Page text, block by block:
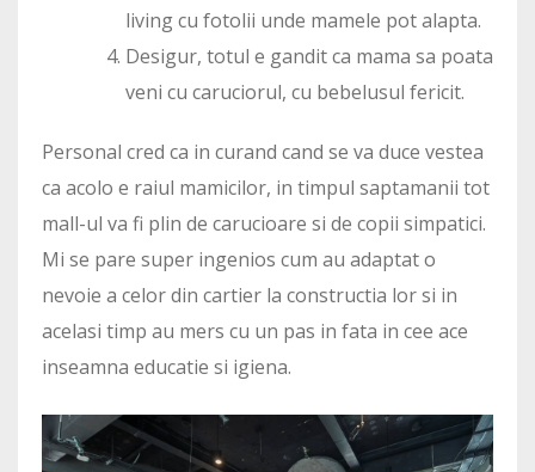
living cu fotolii unde mamele pot alapta.
Desigur, totul e gandit ca mama sa poata
veni cu caruciorul, cu bebelusul fericit.
Personal cred ca in curand cand se va duce vestea
ca acolo e raiul mamicilor, in timpul saptamanii tot
mall-ul va fi plin de carucioare si de copii simpatici.
Mi se pare super ingenios cum au adaptat o
nevoie a celor din cartier la constructia lor si in
acelasi timp au mers cu un pas in fata in cee ace
inseamna educatie si igiena.